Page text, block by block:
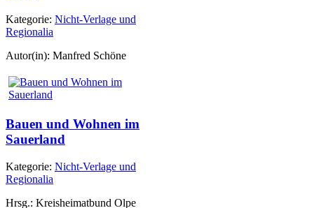
Kategorie: Nicht-Verlage und
Regionalia
Autor(in): Manfred Schöne
Bauen und Wohnen im
Sauerland
Kategorie: Nicht-Verlage und
Regionalia
Hrsg.: Kreisheimatbund Olpe